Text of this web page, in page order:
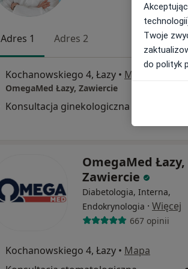
Adres 1 Adres 2
Kochanowskiego 4, Łazy • Mapa
OmegaMed Łazy, Zawiercie
Konsultacja ginekologiczna
OmegaMed Łazy,
Zawiercie
Diabetologia, Interna,
Endokrynologia · Więcej
667 opinii
Kochanowskiego 4, Łazy • Mapa
Twoje
do polityk